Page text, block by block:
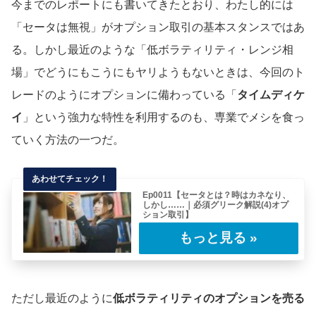
今までのレポートにも書いてきたとおり、わたし的には
「セータは無視」がオプション取引の基本スタンスではあ
る。しかし最近のような「低ボラティリティ・レンジ相
場」でどうにもこうにもヤリようもないときは、今回のト
レードのようにオプションに備わっている「 タイムディケ
イ 」という強力な特性を利用するのも、専業でメシを食っ
ていく方法の一つだ。
Ep0011【セータとは？時はカネなり、
しかし……｜必須グリーク解説(4)オプ
ション取引】
らない。1日の勤労によって10シリングを
ただし最近のように低ボラティリティのオプションを売る